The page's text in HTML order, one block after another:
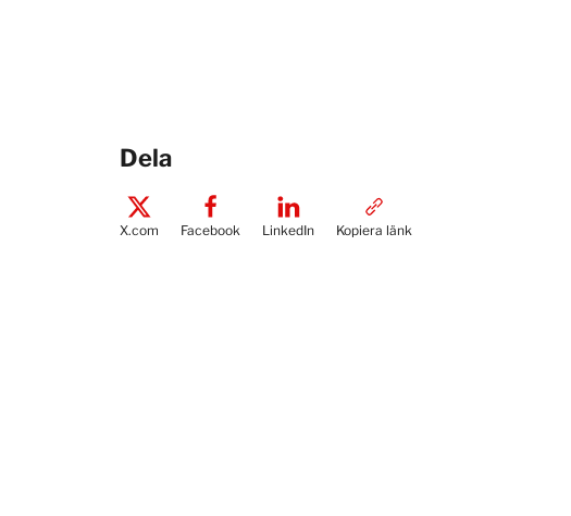
Dela
X.com Facebook LinkedIn Kopiera länk